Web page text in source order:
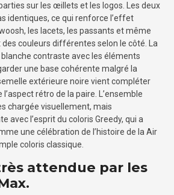
sur les œillets et les logos. Les deux
identiques, ce qui renforce l’effet
les lacets, les passants et même
des couleurs différentes selon le côté. La
contraste avec les éléments
une base cohérente malgré la
extérieure noire vient compléter
rétro de la paire. L’ensemble
chargée visuellement, mais
avec l’esprit du coloris Greedy, qui a
une célébration de l’histoire de la Air
coloris classique.
attendue par les